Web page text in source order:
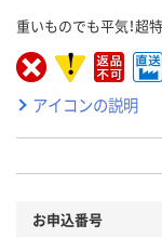
重いものでも平気！超
アイコンの説明
お申込番号